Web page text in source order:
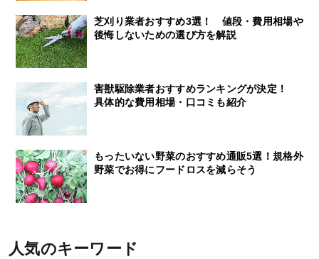
芝刈り業者おすすめ3選！ 値段・費用相場や
後悔しないための選び方を解説
害獣駆除業者おすすめランキングが決定！
具体的な費用相場・口コミも紹介
もったいない野菜のおすすめ通販5選！規格外
野菜でお得にフードロスを減らそう
人気のキーワード